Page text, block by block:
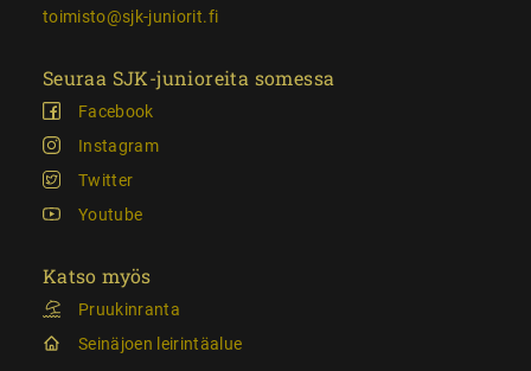
toimisto@sjk-juniorit.fi
Seuraa SJK-junioreita somessa
Facebook
Instagram
Twitter
Youtube
Katso myös
Pruukinranta
Seinäjoen leirintäalue